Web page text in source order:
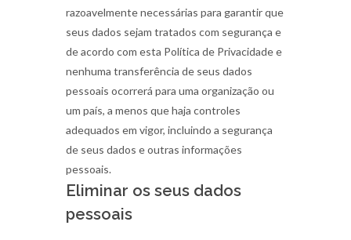
razoavelmente necessárias para garantir que
seus dados sejam tratados com segurança e
de acordo com esta Política de Privacidade e
nenhuma transferência de seus dados
pessoais ocorrerá para uma organização ou
um país, a menos que haja controles
adequados em vigor, incluindo a segurança
de seus dados e outras informações
pessoais.
Eliminar os seus dados
pessoais